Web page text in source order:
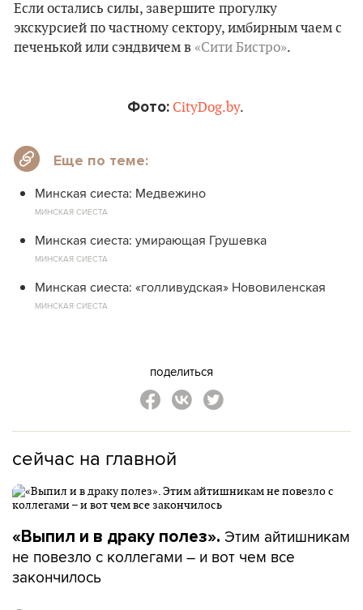
Если остались силы, завершите прогулку
экскурсией по частному сектору, имбирным чаем с
печенькой или сэндвичем в «Сити Бистро».
Фото: CityDog.by.
Еще по теме:
Минская сиеста: Медвежино
МИНСКАЯ СИЕСТА
Минская сиеста: умирающая Грушевка
МИНСКАЯ СИЕСТА
Минская сиеста: «голливудская» Нововиленская
МИНСКАЯ СИЕСТА
поделиться
сейчас на главной
«Выпил и в драку полез». Этим айтишникам
не повезло с коллегами – и вот чем все
закончилось